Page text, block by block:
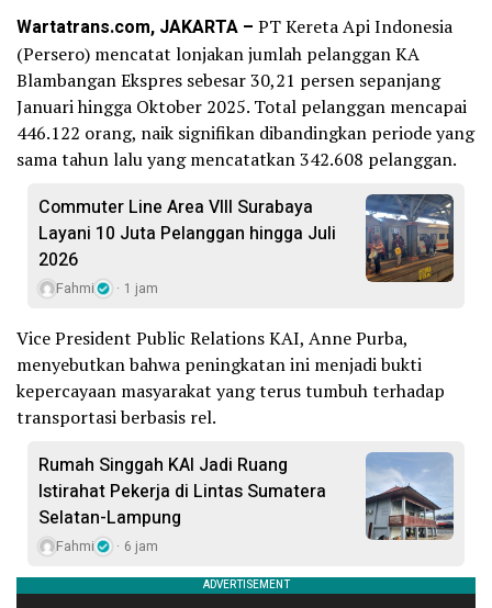
Wartatrans.com, JAKARTA – PT Kereta Api Indonesia
(Persero) mencatat lonjakan jumlah pelanggan KA
Blambangan Ekspres sebesar 30,21 persen sepanjang
Januari hingga Oktober 2025. Total pelanggan mencapai
446.122 orang, naik signifikan dibandingkan periode yang
sama tahun lalu yang mencatatkan 342.608 pelanggan.
Commuter Line Area VIII Surabaya
Layani 10 Juta Pelanggan hingga Juli
2026
Fahmi 1 jam
Vice President Public Relations KAI, Anne Purba,
menyebutkan bahwa peningkatan ini menjadi bukti
kepercayaan masyarakat yang terus tumbuh terhadap
transportasi berbasis rel.
Rumah Singgah KAI Jadi Ruang
Istirahat Pekerja di Lintas Sumatera
Selatan-Lampung
Fahmi 6 jam